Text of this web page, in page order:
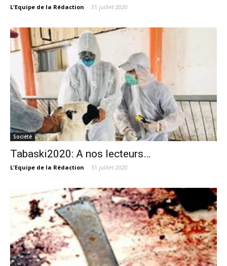
L'Equipe de la Rédaction - 31 juillet 2020
Société
Tabaski2020: A nos lecteurs…
L'Equipe de la Rédaction - 31 juillet 2020